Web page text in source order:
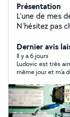
Présentation
L'une de mes
N'hésitez pas
Dernier avis
Il y a 6 jours
Ludovic est très
même jour et m’a